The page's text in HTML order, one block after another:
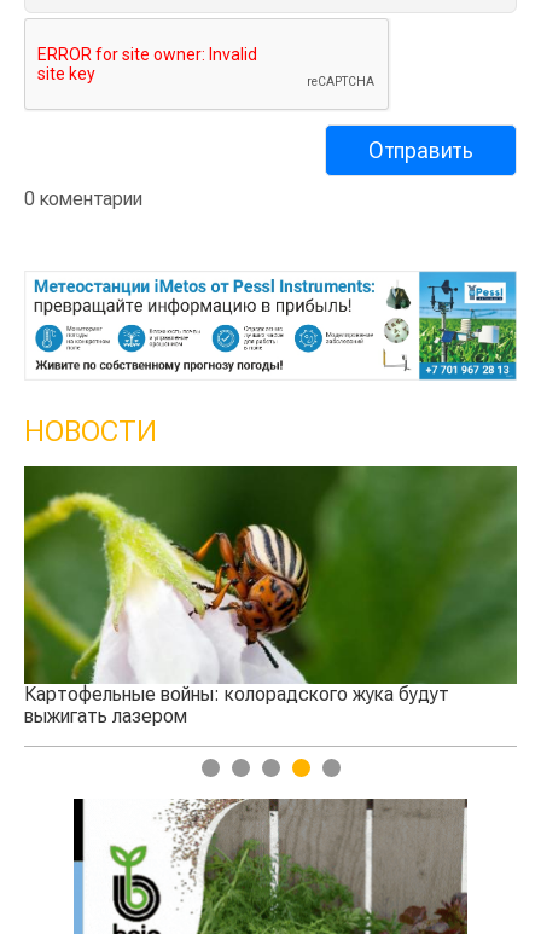
0 коментарии
НОВОСТИ
Картофельные войны: колорадского жука будут
выжигать лазером
1 2 3 4 5